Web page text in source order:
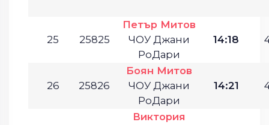
25 25825
Петър Митов
ЧОУ Джани
РоДари
14:18
26 25826
Боян Митов
ЧОУ Джани
РоДари
14:21
Виктория